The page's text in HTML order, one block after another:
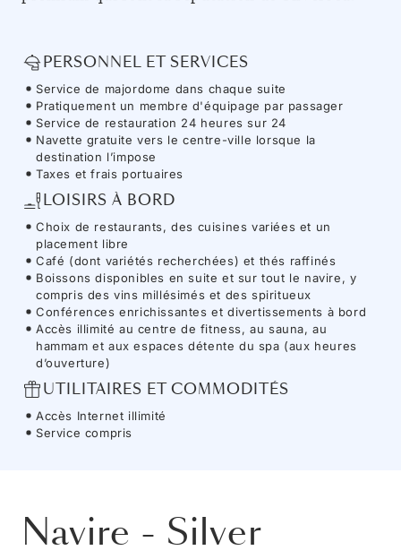
PERSONNEL ET SERVICES
Service de majordome dans chaque suite
Pratiquement un membre d'équipage par passager
Service de restauration 24 heures sur 24
Navette gratuite vers le centre-ville lorsque la
destination l’impose
Taxes et frais portuaires
LOISIRS À BORD
Choix de restaurants, des cuisines variées et un
placement libre
Café (dont variétés recherchées) et thés raffinés
Boissons disponibles en suite et sur tout le navire, y
compris des vins millésimés et des spiritueux
Conférences enrichissantes et divertissements à bord
Accès illimité au centre de fitness, au sauna, au
hammam et aux espaces détente du spa (aux heures
d’ouverture)
UTILITAIRES ET COMMODITÉS
Accès Internet illimité
Service compris
Navire - Silver